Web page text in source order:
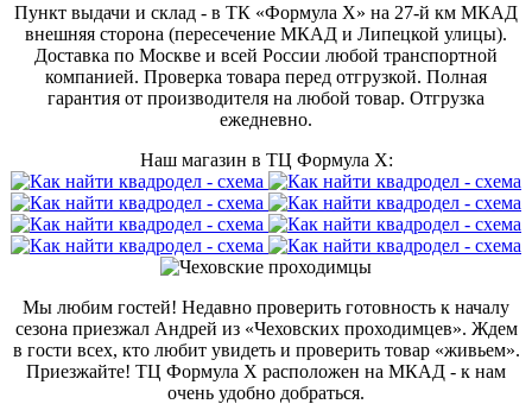
Пункт выдачи и склад - в ТК «Формула X» на 27-й км МКАД
внешняя сторона (пересечение МКАД и Липецкой улицы).
Доставка по Москве и всей России любой транспортной
компанией. Проверка товара перед отгрузкой. Полная
гарантия от производителя на любой товар. Отгрузка
ежедневно.
Наш магазин в ТЦ Формула Х:
Мы любим гостей! Недавно проверить готовность к началу
сезона приезжал Андрей из «Чеховских проходимцев». Ждем
в гости всех, кто любит увидеть и проверить товар «живьем».
Приезжайте! ТЦ Формула Х расположен на МКАД - к нам
очень удобно добраться.